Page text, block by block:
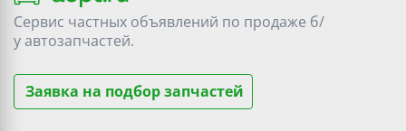
Сервис частных объявлений по продаже б/
уавтозапчастей.
Заявка на подбор запчастей